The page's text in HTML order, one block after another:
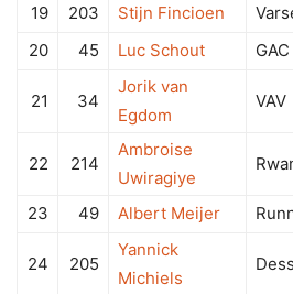
19
203 Stijn Fincioen
20
45 Luc Schout
21 34
Jorik van
Egdom
VAV
22 214
Ambroise
Uwiragiye
23 49 Albert Meijer
24 205
Yannick
Michiels